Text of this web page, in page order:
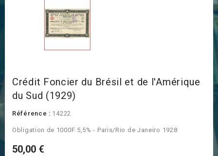
Crédit Foncier du Brésil et de l'Amérique
du Sud (1929)
Référence : 14222
Obligation de 1000F 5,5% - Paris/Rio de Janeiro 1928
50,00 €